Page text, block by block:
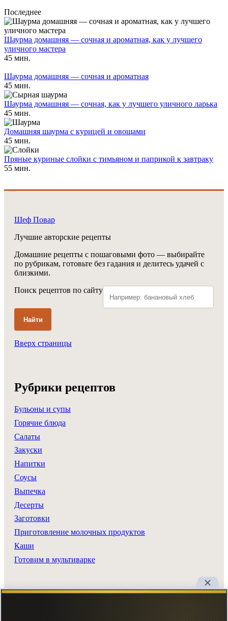
Последнее
Шаурма домашняя — сочная и ароматная, как у лучшего
уличного мастера
45 мин.
Шаурма домашняя — сочная и ароматная
45 мин.
Шаурма домашняя — сочная, как у лучшего уличного ларька
45 мин.
Домашняя шаурма с курицей и овощами
45 мин.
Пряные куриные слойки с тимьяном и паприкой к завтраку
55 мин.
Шеф Повар
Лучшие авторские рецепты
Домашние рецепты с пошаговыми фото — выбирайте
по рубрикам, готовьте без гадания и делитесь удачей с
близкими.
Поиск рецептов по сайту
Найти
Вверх страницы
Рубрики рецептов
Бульоны и супы
Горячие блюда
Салаты
Закуски
Напитки
Соусы
Выпечка
Десерты
Заготовки
Приготовление молочных продуктов
Каши
Готовим в мультиварке